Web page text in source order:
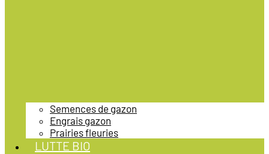
Semences de gazon
Engrais gazon
Prairies fleuries
LUTTE BIO